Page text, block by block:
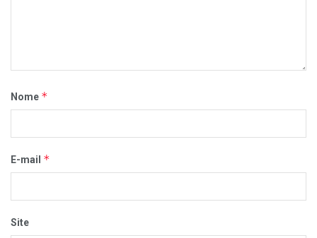
Nome *
E-mail *
Site